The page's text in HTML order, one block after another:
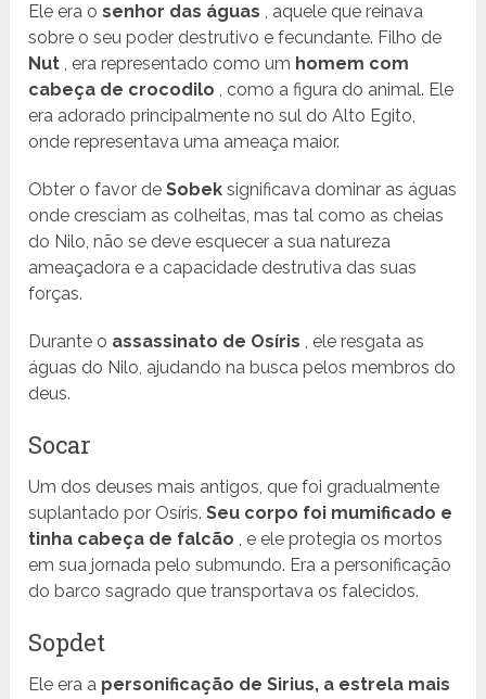
Ele era osenhor das águas , aquele que reinava
sobre o seu poder destrutivo e fecundante. Filho de
Nut , era representado como um homem com
cabeça de crocodilo , como a figura do animal. Ele
era adorado principalmente no sul do Alto Egito,
onde representava uma ameaça maior.
Obter o favor deSobek significava dominar as águas
onde cresciam as colheitas, mas tal como as cheias
do Nilo, não se deve esquecer a sua natureza
ameaçadora e a capacidade destrutiva das suas
forças.
Durante o assassinato de Osíris , ele resgata as
águas do Nilo, ajudando na busca pelos membros do
deus.
Socar
Um dos deuses mais antigos, que foi gradualmente
suplantado por Osíris.Seu corpo foi mumificado e
tinha cabeça de falcão , e ele protegia os mortos
em sua jornada pelo submundo. Era a personificação
do barco sagrado que transportava os falecidos.
Sopdet
Ele era a personificação de Sirius, a estrela mais